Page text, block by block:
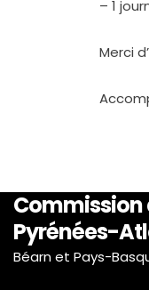
– 1
Merci
Commission
Pyrénées-
Béarn et Pays-